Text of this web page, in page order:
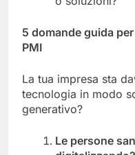
5 domande guida
PMI
La tua impresa sta
tecnologia in modo
generativo?
Le persone